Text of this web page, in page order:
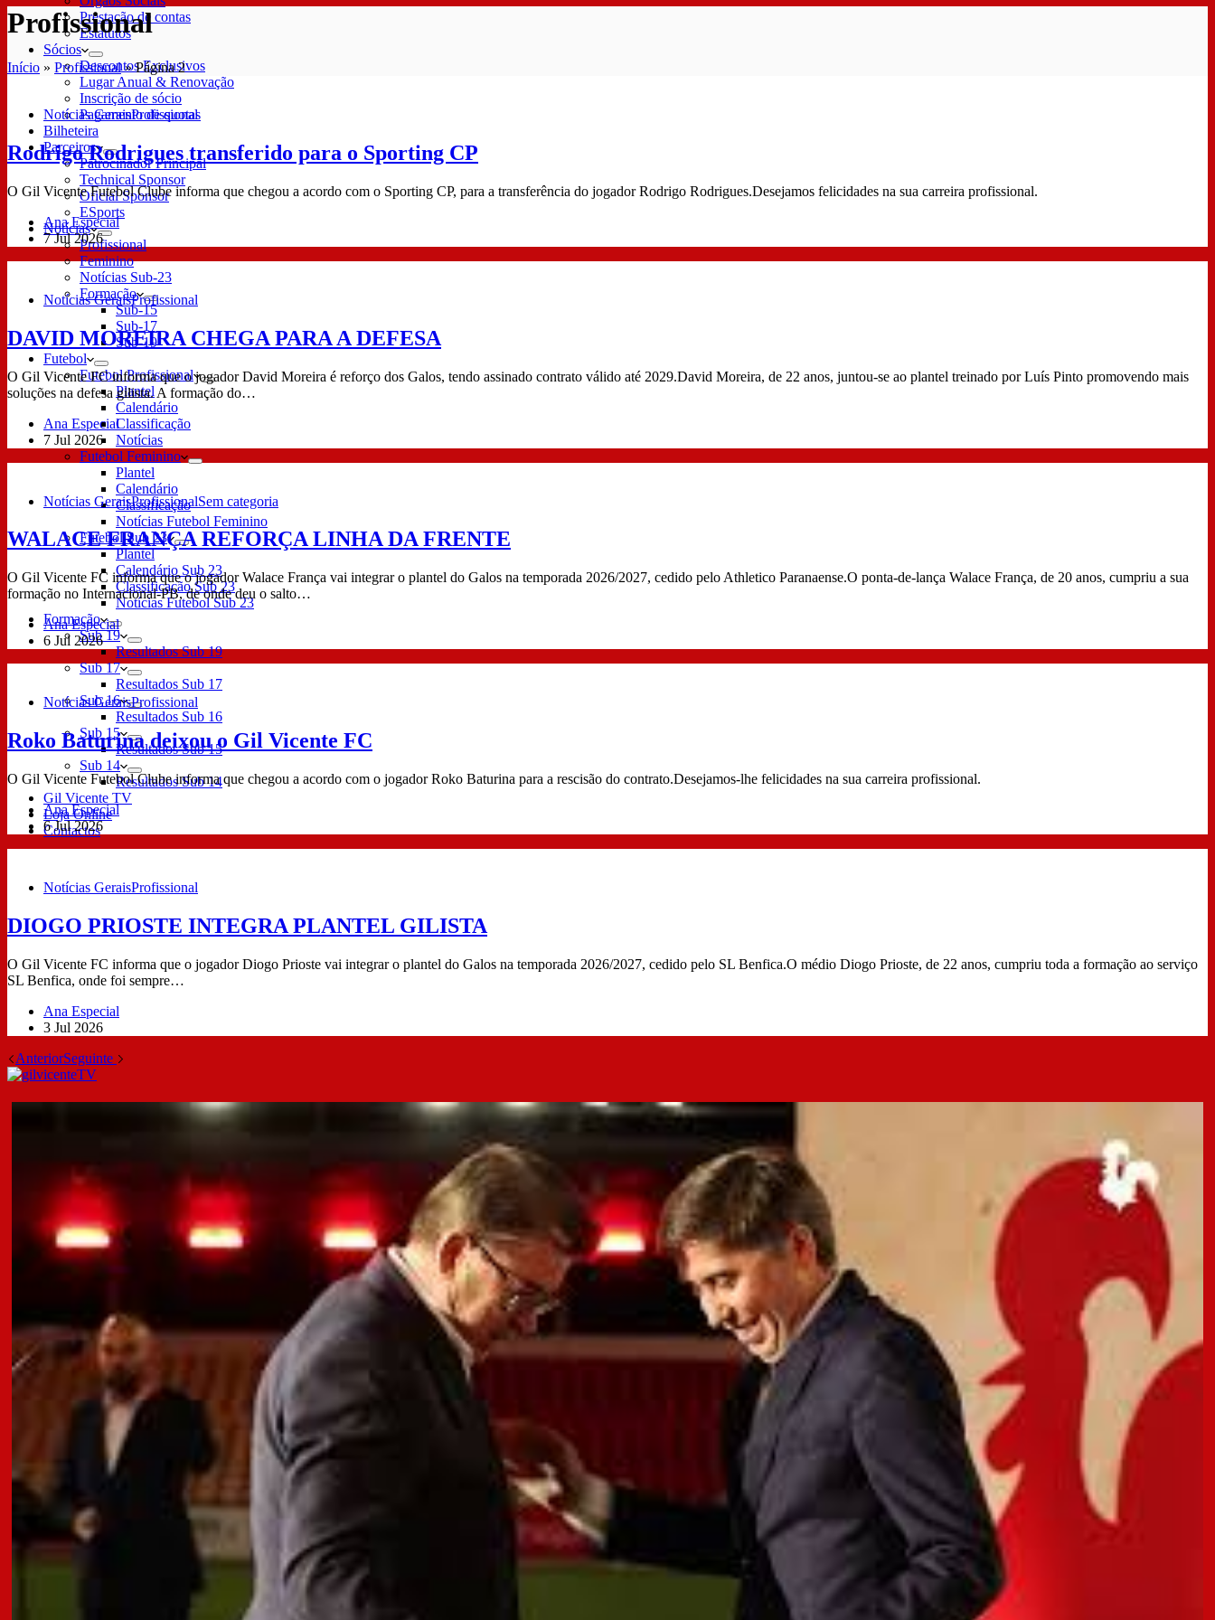
Prestação de contas
Estatutos
Sócios
Descontos Exclusivos
Lugar Anual & Renovação
Inscrição de sócio
Pagamento de quotas
Bilheteira
Parceiros
Patrocinador Principal
Technical Sponsor
Oficial Sponsor
ESports
Notícias
Profissional
Feminino
Notícias Sub-23
Formação
Sub-15
Sub-17
Sub-19
Futebol
Futebol Profissional
Plantel
Calendário
Classificação
Notícias
Futebol Feminino
Plantel
Calendário
Classificação
Notícias Futebol Feminino
Futebol Sub 23
Plantel
Calendário Sub 23
Classificação Sub 23
Notícias Futebol Sub 23
Formação
Sub 19
Resultados Sub 19
Sub 17
Resultados Sub 17
Sub 16
Resultados Sub 16
Sub 15
Resultados Sub 15
Sub 14
Resultados Sub 14
Gil Vicente TV
Loja Online
Contactos
Profissional
Início » Profissional»Página 2
Notícias GeraisProfissional
Rodrigo Rodrigues transferido para o Sporting CP
O Gil Vicente Futebol Clube informa que chegou a acordo com o Sporting CP, para a transferência do jogador Rodrigo Rodrigues.Desejamos felicidades na sua carreira profissional.
Ana Especial
7 Jul 2026
Notícias GeraisProfissional
DAVID MOREIRA CHEGA PARA A DEFESA
O Gil Vicente FC informa que o jogador David Moreira é reforço dos Galos, tendo assinado contrato válido até 2029.David Moreira, de 22 anos, juntou-se ao plantel treinado por Luís Pinto promovendo mais
soluções na defesa gilista. A formação do…
Ana Especial
7 Jul 2026
Notícias GeraisProfissionalSem categoria
WALACE FRANÇA REFORÇA LINHA DA FRENTE
O Gil Vicente FC informa que o jogador Walace França vai integrar o plantel do Galos na temporada 2026/2027, cedido pelo Athletico Paranaense.O ponta-de-lança Walace França, de 20 anos, cumpriu a sua
formação no Internacional-PB, de onde deu o salto…
Ana Especial
6 Jul 2026
Notícias GeraisProfissional
Roko Baturina deixou o Gil Vicente FC
O Gil Vicente Futebol Clube informa que chegou a acordo com o jogador Roko Baturina para a rescisão do contrato.Desejamos-lhe felicidades na sua carreira profissional.
Ana Especial
6 Jul 2026
Notícias GeraisProfissional
DIOGO PRIOSTE INTEGRA PLANTEL GILISTA
O Gil Vicente FC informa que o jogador Diogo Prioste vai integrar o plantel do Galos na temporada 2026/2027, cedido pelo SL Benfica.O médio Diogo Prioste, de 22 anos, cumpriu toda a formação ao serviço
SL Benfica, onde foi sempre…
Ana Especial
3 Jul 2026
AnteriorSeguinte